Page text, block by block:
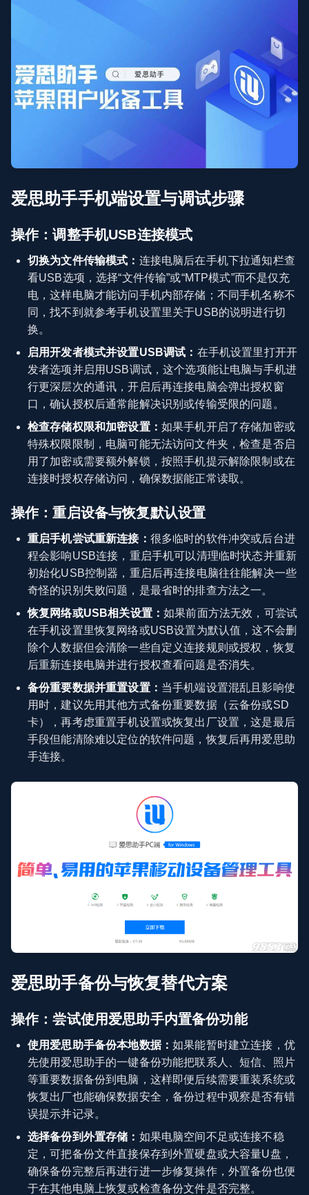
爱思助手手机端设置与调试步骤
操作：调整手机USB连接模式
切换为文件传输模式： 连接电脑后在手机下拉通知栏查
看USB选项，选择“文件传输”或“MTP模式”而不是仅充
电，这样电脑才能访问手机内部存储；不同手机名称不
同，找不到就参考手机设置里关于USB的说明进行切
换。
启用开发者模式并设置USB调试： 在手机设置里打开开
发者选项并启用USB调试，这个选项能让电脑与手机进
行更深层次的通讯，开启后再连接电脑会弹出授权窗
口，确认授权后通常能解决识别或传输受限的问题。
检查存储权限和加密设置： 如果手机开启了存储加密或
特殊权限限制，电脑可能无法访问文件夹，检查是否启
用了加密或需要额外解锁，按照手机提示解除限制或在
连接时授权存储访问，确保数据能正常读取。
操作：重启设备与恢复默认设置
重启手机尝试重新连接： 很多临时的软件冲突或后台进
程会影响USB连接，重启手机可以清理临时状态并重新
初始化USB控制器，重启后再连接电脑往往能解决一些
奇怪的识别失败问题，是最省时的排查方法之一。
恢复网络或USB相关设置：如果前面方法无效，可尝试
在手机设置里恢复网络或USB设置为默认值，这不会删
除个人数据但会清除一些自定义连接规则或授权，恢复
后重新连接电脑并进行授权查看问题是否消失。
备份重要数据并重置设置： 当手机端设置混乱且影响使
用时，建议先用其他方式备份重要数据（云备份或SD
卡），再考虑重置手机设置或恢复出厂设置，这是最后
手段但能清除难以定位的软件问题，恢复后再用爱思助
手连接。
爱思助手备份与恢复替代方案
操作：尝试使用爱思助手内置备份功能
使用爱思助手备份本地数据：如果能暂时建立连接，优
先使用爱思助手的一键备份功能把联系人、短信、照片
等重要数据备份到电脑，这样即便后续需要重装系统或
恢复出厂也能确保数据安全，备份过程中观察是否有错
误提示并记录。
选择备份到外置存储： 如果电脑空间不足或连接不稳
定，可把备份文件直接保存到外置硬盘或大容量U盘，
确保备份完整后再进行进一步修复操作，外置备份也便
于在其他电脑上恢复或检查备份文件是否完整。